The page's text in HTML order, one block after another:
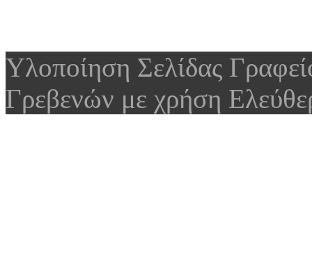
Υλοποίηση Σελίδας
Γρεβενών με χρήση